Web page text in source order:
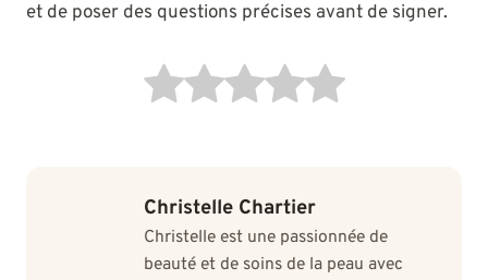
et de poser des questions précises avant de signer.
Christelle Chartier
Christelle est une passionnée de
beauté et de soins de la peau avec